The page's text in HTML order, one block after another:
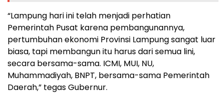
“Lampung hari ini telah menjadi perhatian
Pemerintah Pusat karena pembangunannya,
pertumbuhan ekonomi Provinsi Lampung sangat luar
biasa, tapi membangun itu harus dari semua lini,
secara bersama-sama. ICMI, MUI, NU,
Muhammadiyah, BNPT, bersama-sama Pemerintah
Daerah,” tegas Gubernur.